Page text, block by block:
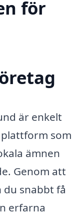
för
är enkelt
som
ämnen
Genom att
du snabbt få
erfarna